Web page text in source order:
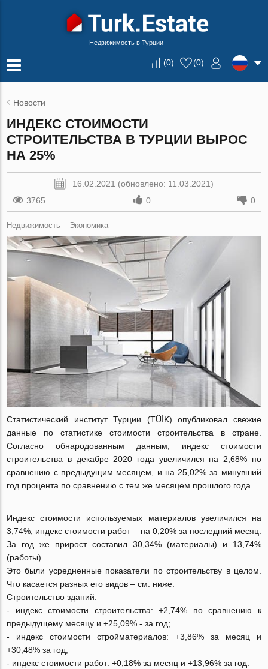
Недвижимость в Турции
(0) (0)
Новости
ИНДЕКС СТОИМОСТИ
СТРОИТЕЛЬСТВА В ТУРЦИИ ВЫРОС
НА 25%
16.02.2021 (обновлено: 11.03.2021)
3765
0 0
Недвижимость Экономика
Статистический институт Турции (TÜİK) опубликовал свежие
данные по статистике стоимости строительства в стране.
Согласно обнародованным данным, индекс стоимости
строительства в декабре 2020 года увеличился на 2,68% по
сравнению с предыдущим месяцем, и на 25,02% за минувший
год процента по сравнению с тем же месяцем прошлого года.
Индекс стоимости используемых материалов увеличился на
3,74%, индекс стоимости работ – на 0,20% за последний месяц.
За год же прирост составил 30,34% (материалы) и 13,74%
(работы).
Это были усредненные показатели по строительству в целом.
Что касается разных его видов – см. ниже.
Строительство зданий:
- индекс стоимости строительства: +2,74% по сравнению к
предыдущему месяцу и +25,09% - за год;
- индекс стоимости стройматериалов: +3,86% за месяц и
+30,48% за год;
- индекс стоимости работ: +0,18% за месяц и +13,96% за год.